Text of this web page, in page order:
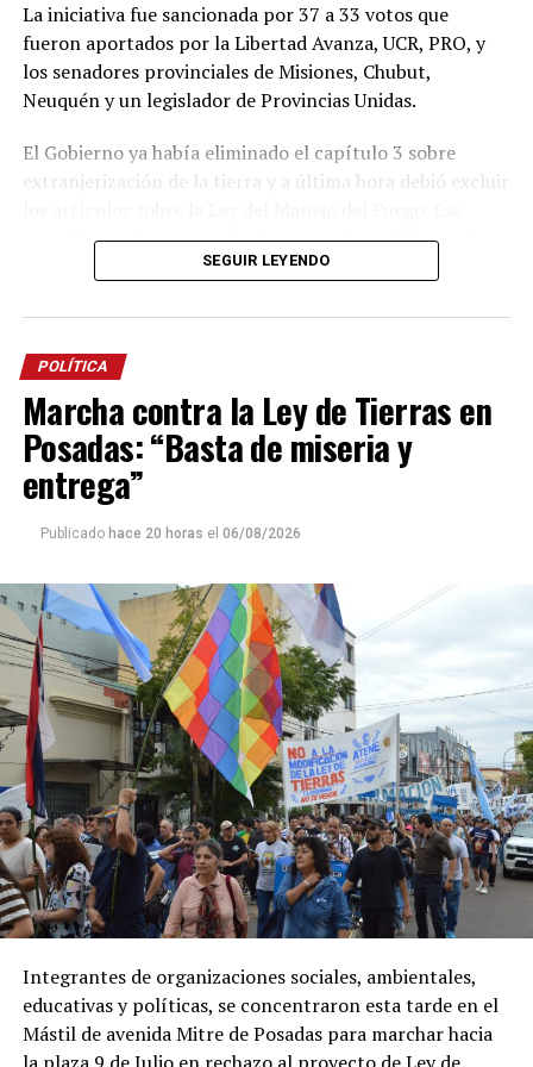
La iniciativa fue sancionada por 37 a 33 votos que
fueron aportados por la Libertad Avanza, UCR, PRO, y
los senadores provinciales de Misiones, Chubut,
Neuquén y un legislador de Provincias Unidas.
El Gobierno ya había eliminado el capítulo 3 sobre
extranjerización de la tierra y a última hora debió excluir
respaldo se obtuvo con los21 votos de La Libertad
9 de la UCR,3 del PRO, los dos senadores
correntinoCarlos “Camau” Espínolay la chubutense
Edith Terenzi
En contra estuvieron 24 senadores del interbloque
justicialista, 3 de Convicción Federal,Beatriz Avilade
Independencia,
Flavia Royonde Primero los Salteños,
Alejandra Vigo
Sin embargo, el oficialismo fracasó en su propósito de
cambiar para la reforma de la Ley de Manejo del Fuego,
ya que había senadores dialoguistas que rechazaban esta
propuesta.
Los radicalesMaximiliano AbadyDaniel
Kroneberger, además deTerenzi,Royón, Alejandra
Vigo
, los santacruceñosCarambiayGadano, la
tucumana Beatriz Olivaydos representantes
misioneros, rechazaron los cambios a la ley promovida
porMáximo Kirchner.
Laleyvigente, impulsada en 2020, prohíbe modificar
afectados por incendios y durante30 añosen el caso de
tierras agropecuarias. El Gobierno busca flexibilizar ese
régimen al considerar que castiga a los propietarios de
SEGUIR LEYENDO
POLÍTICA
Marcha contra la Ley de Tierras en
Posadas: “Basta de miseria y
entrega”
Publicado hace 20 horas el 06/08/2026
Integrantes de organizaciones sociales, ambientales,
educativas y políticas, se concentraron esta tarde en el
Mástil de avenida Mitre de Posadas para marchar hacia
la plaza 9 de Julio en rechazo al proyecto de Ley de